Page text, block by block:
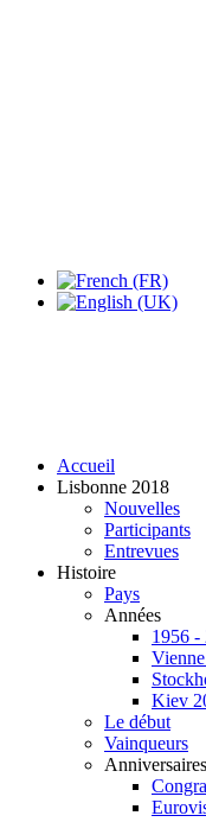
Accueil
Lisbonne 2018
Nouvelles
Participants
Entrevues
Histoire
Pays
Années
1956 -
Kiev
Le début
Vainqueurs
Anniversaires